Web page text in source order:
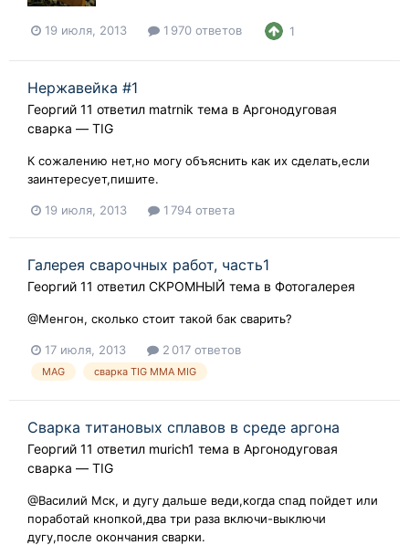
19 июля, 2013 1 970 ответов 1
Нержавейка #1
Георгий 11 ответил matrnik тема в Аргонодуговая
сварка — TIG
К сожалению нет,но могу объяснить как их сделать,если
заинтересует,пишите.
19 июля, 2013 1 794 ответа
Галерея сварочных работ, часть1
Георгий 11 ответил СКРОМНЫЙ тема в Фотогалерея
@Менгон, сколько стоит такой бак сварить?
17 июля, 2013 2 017 ответов
MAG сварка TIG ММА MIG
Сварка титановых сплавов в среде аргона
Георгий 11 ответил murich1 тема в Аргонодуговая
сварка — TIG
@Василий Мск, и дугу дальше веди,когда спад пойдет или
поработай кнопкой,два три раза включи-выключи
дугу,после окончания сварки.